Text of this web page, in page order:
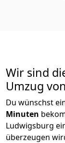
Wir sind
Umzug
Du wünschst
Minuten
Ludwigsburg
überzeugen